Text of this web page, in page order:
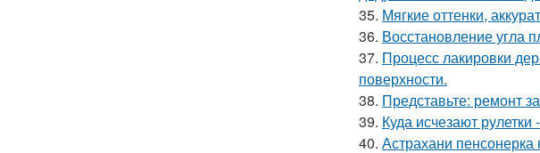
35. Мягкие оттенки,
36. Восстановление угла
37. Процесс лакировки
поверхности.
38. Представьте: ремонт
39. Куда исчезают
40. Астрахани пенсонерка